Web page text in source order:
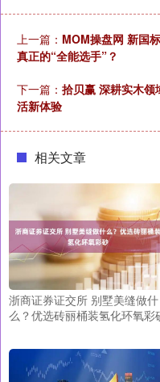
上一篇： MOM操盘网 新国
真正的“全能选手”？
下一篇： 拾贝赢 深耕实木领
活新体验
相关文章
浙商证券证交所 别墅美缝做什
么？优选砖丽桶装氢化环氧彩